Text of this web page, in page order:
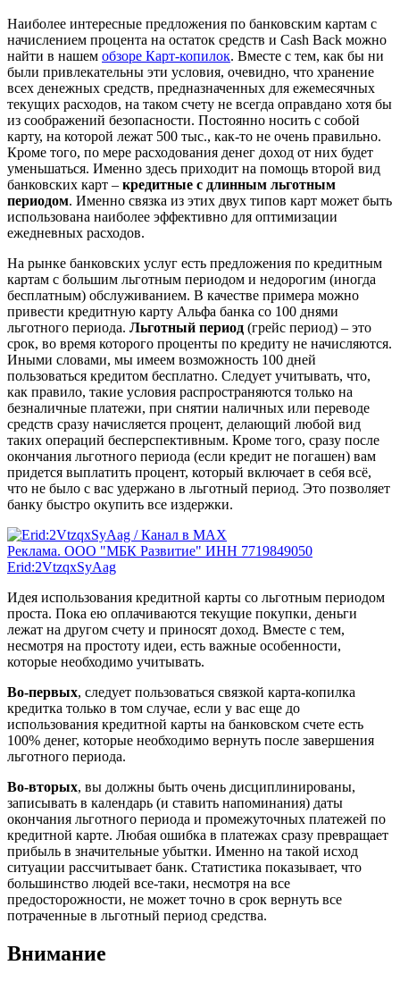
Наиболее интересные предложения по банковским картам с
начислением процента на остаток средств и Cash Back можно
найти в нашем обзоре Карт-копилок. Вместе с тем, как бы ни
были привлекательны эти условия, очевидно, что хранение
всех денежных средств, предназначенных для ежемесячных
текущих расходов, на таком счету не всегда оправдано хотя бы
из соображений безопасности. Постоянно носить с собой
карту, на которой лежат 500 тыс., как-то не очень правильно.
Кроме того, по мере расходования денег доход от них будет
уменьшаться. Именно здесь приходит на помощь второй вид
банковских карт – кредитные с длинным льготным
периодом. Именно связка из этих двух типов карт может быть
использована наиболее эффективно для оптимизации
ежедневных расходов.
На рынке банковских услуг есть предложения по кредитным
картам с большим льготным периодом и недорогим (иногда
бесплатным) обслуживанием. В качестве примера можно
привести кредитную карту Альфа банка со 100 днями
льготного периода. Льготный период (грейс период) – это
срок, во время которого проценты по кредиту не начисляются.
Иными словами, мы имеем возможность 100 дней
пользоваться кредитом бесплатно. Следует учитывать, что,
как правило, такие условия распространяются только на
безналичные платежи, при снятии наличных или переводе
средств сразу начисляется процент, делающий любой вид
таких операций бесперспективным. Кроме того, сразу после
окончания льготного периода (если кредит не погашен) вам
придется выплатить процент, который включает в себя всё,
что не было с вас удержано в льготный период. Это позволяет
банку быстро окупить все издержки.
Реклама. ООО "МБК Развитие" ИНН 7719849050
Erid:2VtzqxSyAag
Идея использования кредитной карты со льготным периодом
проста. Пока ею оплачиваются текущие покупки, деньги
лежат на другом счету и приносят доход. Вместе с тем,
несмотря на простоту идеи, есть важные особенности,
которые необходимо учитывать.
Во-первых, следует пользоваться связкой карта-копилка
кредитка только в том случае, если у вас еще до
использования кредитной карты на банковском счете есть
100% денег, которые необходимо вернуть после завершения
льготного периода.
Во-вторых, вы должны быть очень дисциплинированы,
записывать в календарь (и ставить напоминания) даты
окончания льготного периода и промежуточных платежей по
кредитной карте. Любая ошибка в платежах сразу превращает
прибыль в значительные убытки. Именно на такой исход
ситуации рассчитывает банк. Статистика показывает, что
большинство людей все-таки, несмотря на все
предосторожности, не может точно в срок вернуть все
потраченные в льготный период средства.
Внимание